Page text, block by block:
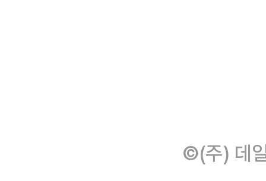
©(주) 데